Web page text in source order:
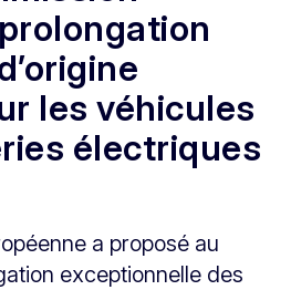
les véhicules
électriques
a proposé au
exceptionnelle des